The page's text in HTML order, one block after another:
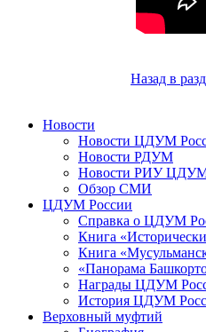
Назад в
Новости
Новости ЦДУМ
Новости РДУМ
Новости РИУ ЦДУМ
Обзор СМИ
ЦДУМ России
Справка о ЦДУМ
Книга
Книга
«Панорама
Награды ЦДУМ
История ЦДУМ
Верховный муфтий